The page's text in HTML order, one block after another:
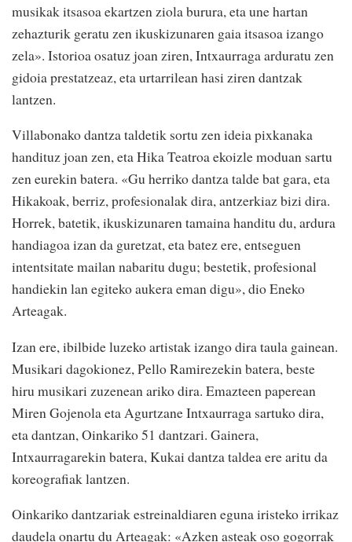
musikak itsasoa ekartzen ziola burura, eta une hartan
zehazturik geratu zen ikuskizunaren gaia itsasoa izango
zela». Istorioa osatuz joan ziren, Intxaurraga arduratu zen
gidoia prestatzeaz, eta urtarrilean hasi ziren dantzak
lantzen.
Villabonako dantza taldetik sortu zen ideia pixkanaka
handituz joan zen, eta Hika Teatroa ekoizle moduan sartu
zen eurekin batera. «Gu herriko dantza talde bat gara, eta
Hikakoak, berriz, profesionalak dira, antzerkiaz bizi dira.
Horrek, batetik, ikuskizunaren tamaina handitu du, ardura
handiagoa izan da guretzat, eta batez ere, entseguen
intentsitate mailan nabaritu dugu; bestetik, profesional
handiekin lan egiteko aukera eman digu», dio Eneko
Arteagak.
Izan ere, ibilbide luzeko artistak izango dira taula gainean.
Musikari dagokionez, Pello Ramirezekin batera, beste
hiru musikari zuzenean ariko dira. Emazteen paperean
Miren Gojenola eta Agurtzane Intxaurraga sartuko dira,
eta dantzan, Oinkariko 51 dantzari. Gainera,
Intxaurragarekin batera, Kukai dantza taldea ere aritu da
koreografiak lantzen.
Oinkariko dantzariak estreinaldiaren eguna iristeko irrikaz
daudela onartu du Arteagak: «Azken asteak oso gogorrak